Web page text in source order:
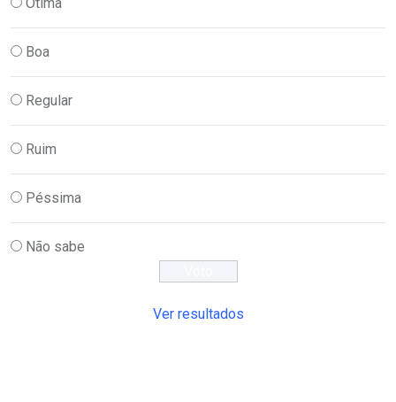
Boa
Regular
Ruim
Péssima
Não sabe
Ver resultados